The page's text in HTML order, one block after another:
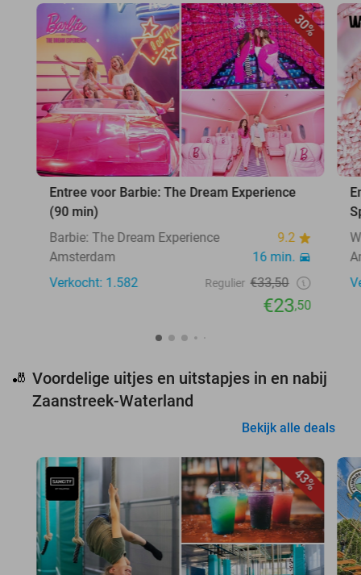
30%
Entree voor Barbie: The Dream Experience
(90 min)
Barbie: The Dream Experience
9.2
Amsterdam
16 min.
Verkocht: 1.582
Regulier €33,50
€23,50
🎳 Voordelige uitjes en uitstapjes in en nabij
Zaanstreek-Waterland
Bekijk alle deals
43%